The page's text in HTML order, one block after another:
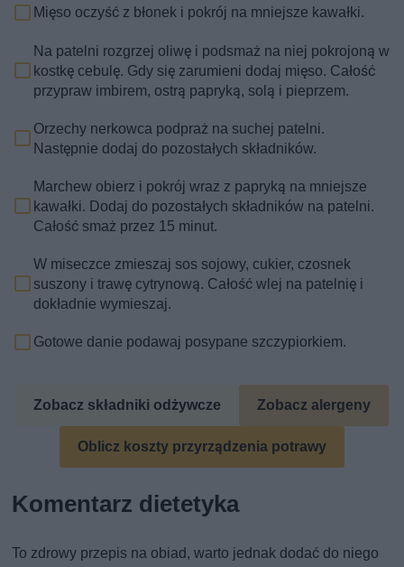
Mięso oczyść z błonek i pokrój na mniejsze kawałki.
Na patelni rozgrzej oliwę i podsmaż na niej pokrojoną w
kostkę cebulę. Gdy się zarumieni dodaj mięso. Całość
przypraw imbirem, ostrą papryką, solą i pieprzem.
Orzechy nerkowca podpraż na suchej patelni.
Następnie dodaj do pozostałych składników.
Marchew obierz i pokrój wraz z papryką na mniejsze
kawałki. Dodaj do pozostałych składników na patelni.
Całość smaż przez 15 minut.
W miseczce zmieszaj sos sojowy, cukier, czosnek
suszony i trawę cytrynową. Całość wlej na patelnię i
dokładnie wymieszaj.
Gotowe danie podawaj posypane szczypiorkiem.
Zobacz składniki odżywcze Zobacz alergeny
Oblicz koszty przyrządzenia potrawy
Komentarz dietetyka
To zdrowy przepis na obiad, warto jednak dodać do niego